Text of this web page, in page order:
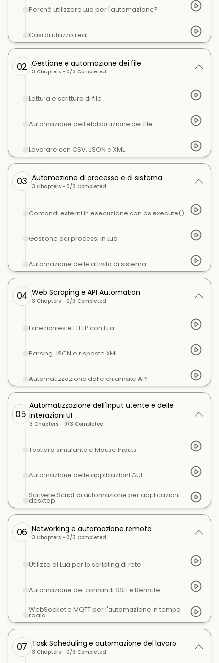
Perché utilizzare Lua per l'automazione?
Casi di utilizzo reali
02 Gestione e automazione dei file
3 Chapters - 0/3 Completed
Lettura e scrittura di file
Automazione dell'elaborazione dei file
Lavorare con CSV, JSON e XML
03 Automazione di processo e di sistema
3 Chapters - 0/3 Completed
Comandi esterni in esecuzione con os.execute()
Gestione dei processi in Lua
Automazione delle attività di sistema
04 Web Scraping e API Automation
3 Chapters - 0/3 Completed
Fare richieste HTTP con Lua
Parsing JSON e risposte XML
Automatizzazione delle chiamate API
05
Automatizzazione dell'Input utente e delle
interazioni UI
3 Chapters - 0/3 Completed
Tastiera simulante e Mouse Inputs
Automazione delle applicazioni GUI
Scrivere Script di automazione per applicazioni
desktop
06 Networking e automazione remota
3 Chapters - 0/3 Completed
Utilizzo di Lua per lo scripting di rete
Automazione dei comandi SSH e Remote
WebSocket e MQTT per l'automazione in tempo
reale
07 Task Scheduling e automazione del lavoro
3 Chapters - 0/3 Completed